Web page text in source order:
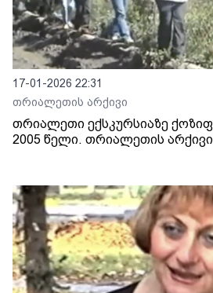
17-01-2026 22:31
თრიალეთის არქივი
თრიალეთი ექსკურსიაზე
2005 წელი. თრიალეთის